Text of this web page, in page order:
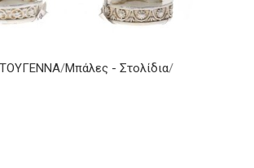
μεγέθυνση
Μπάλες - Στολίδια